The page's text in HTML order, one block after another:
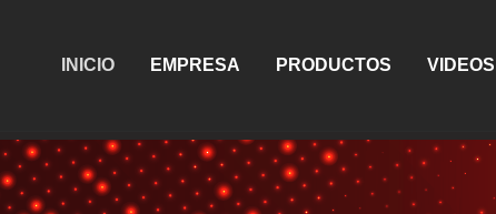
INICIO EMPRESA PRODUCTOS VIDEOS